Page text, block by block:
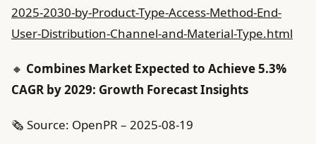
2025-2030-by-Product-Type-Access-Method-End-
User-Distribution-Channel-and-Material-Type.html
🔸 Combines Market Expected to Achieve 5.3%
CAGR by 2029: Growth Forecast Insights
🗞️ Source: OpenPR – 2025-08-19